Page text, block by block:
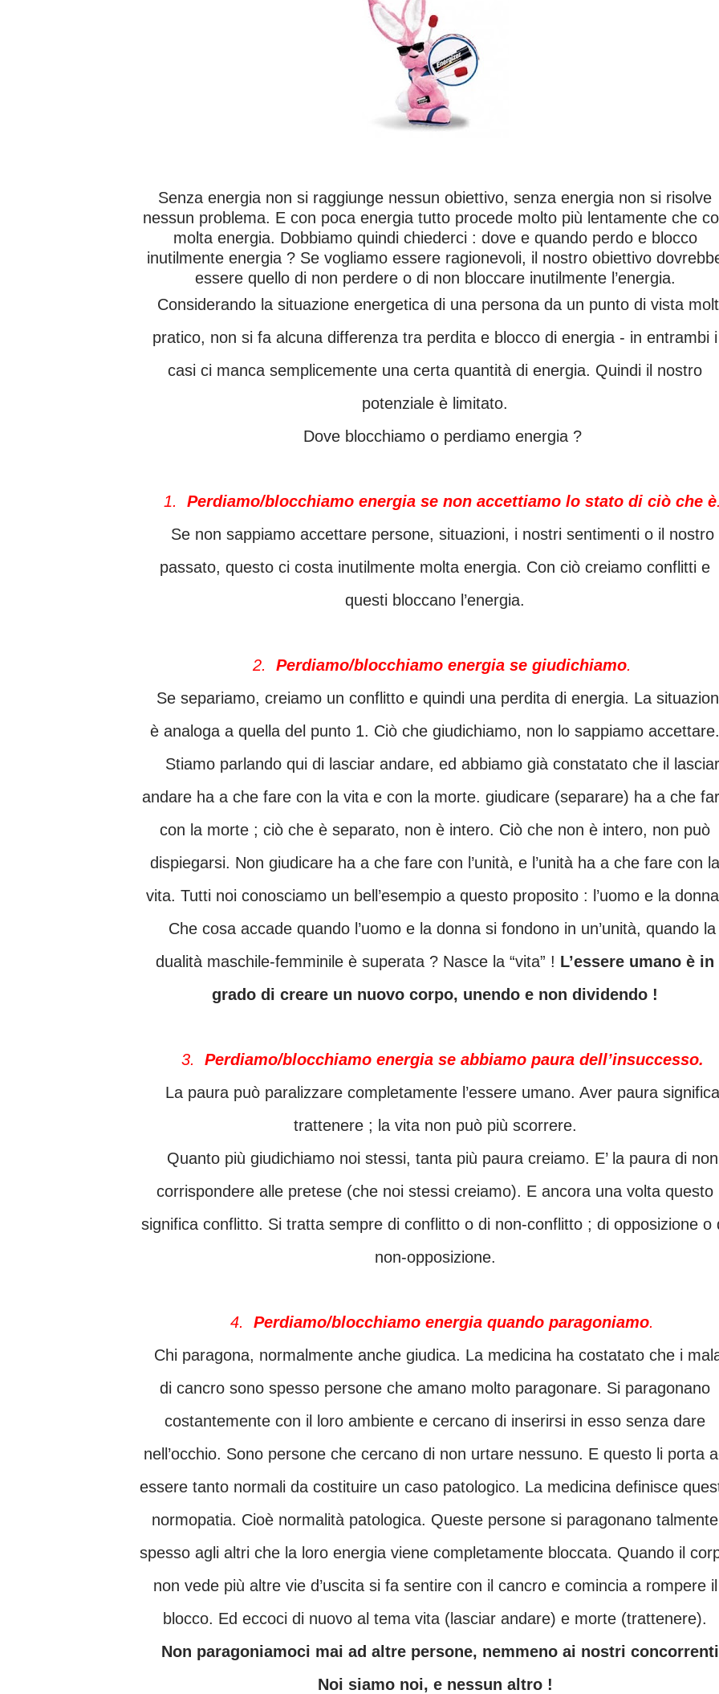
Senza energia non si raggiunge nessun obiettivo, senza energia non si risolve
nessun problema. E con poca energia tutto procede molto più lentamente che
molta energia. Dobbiamo quindi chiederci : dove e quando perdo e blocco
inutilmente energia ? Se vogliamo essere ragionevoli, il nostro obiettivo
essere quello di non perdere o di non bloccare inutilmente l’energia.
Considerando la situazione energetica di una persona da un punto di vista molto
pratico, non si fa alcuna differenza tra perdita e blocco di energia - in entrambi i
casi ci manca semplicemente una certa quantità di energia. Quindi il nostro
potenziale è limitato.
Dove blocchiamo o perdiamo energia ?
1. Perdiamo/blocchiamo energia se non accettiamo lo stato di ciò che è
Se non sappiamo accettare persone, situazioni, i nostri sentimenti o il nostro
passato, questo ci costa inutilmente molta energia. Con ciò creiamo conflitti e
questi bloccano l’energia.
Perdiamo/blocchiamo energia se giudichiamo.
Se separiamo, creiamo un conflitto e quindi una perdita di energia. La situazione
è analoga a quella del punto 1. Ciò che giudichiamo, non lo sappiamo accettare.
Stiamo parlando qui di lasciar andare, ed abbiamo già constatato che il lasciar
andare ha a che fare con la vita e con la morte. giudicare (separare) ha a che
con la morte ; ciò che è separato, non è intero. Ciò che non è intero, non può
dispiegarsi. Non giudicare ha a che fare con l’unità, e l’unità ha a che fare con la
vita. Tutti noi conosciamo un bell’esempio a questo proposito : l’uomo e la
Che cosa accade quando l’uomo e la donna si fondono in un’unità, quando la
dualità maschile-femminile è superata ? Nasce la “vita” ! L’essere umano è in
grado di creare un nuovo corpo, unendo e non dividendo !
Perdiamo/blocchiamo energia se abbiamo paura dell’insuccesso.
La paura può paralizzare completamente l’essere umano. Aver paura significa
trattenere ; la vita non può più scorrere.
Quanto più giudichiamo noi stessi, tanta più paura creiamo. E’ la paura di non
corrispondere alle pretese (che noi stessi creiamo). E ancora una volta questo
significa conflitto. Si tratta sempre di conflitto o di non-conflitto ; di opposizione o
non-opposizione.
Perdiamo/blocchiamo energia quando paragoniamo.
Chi paragona, normalmente anche giudica. La medicina ha costatato che i malati
di cancro sono spesso persone che amano molto paragonare. Si paragonano
costantemente con il loro ambiente e cercano di inserirsi in esso senza dare
nell’occhio. Sono persone che cercano di non urtare nessuno. E questo li porta
essere tanto normali da costituire un caso patologico. La medicina definisce
normopatia. Cioè normalità patologica. Queste persone si paragonano talmente
spesso agli altri che la loro energia viene completamente bloccata. Quando il
non vede più altre vie d’uscita si fa sentire con il cancro e comincia a rompere il
blocco. Ed eccoci di nuovo al tema vita (lasciar andare) e morte (trattenere).
Non paragoniamoci mai ad altre persone, nemmeno ai nostri concorrenti.
Noi siamo noi, e nessun altro !